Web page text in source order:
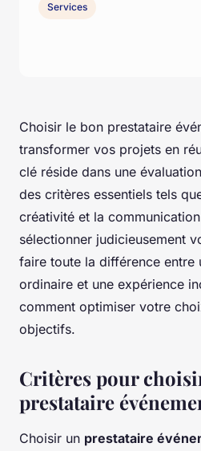
Choisir le bon prestataire
transformer vos projets en
clé réside dans une
des critères essentiels tels
créativité et la
sélectionner judicieusement
faire toute la différence entre
ordinaire et une expérience
comment optimiser votre
objectifs.
Critères pour
prestataire
Choisir un prestataire
Services